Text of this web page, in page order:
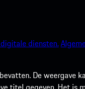
diensten.
De